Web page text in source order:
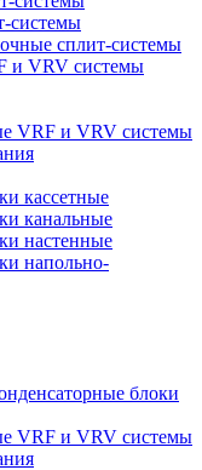
системы
сплит-системы
и VRV системы
VRF и VRV системы
кассетные
канальные
настенные
напольно-
блоки
VRF и VRV системы